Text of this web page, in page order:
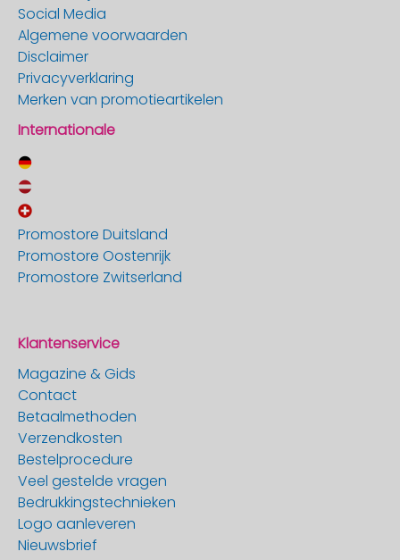
Social Media
Algemene voorwaarden
Disclaimer
Privacyverklaring
Merken van promotieartikelen
Internationale
Promostore Duitsland
Promostore Oostenrijk
Promostore Zwitserland
Klantenservice
Magazine & Gids
Contact
Betaalmethoden
Verzendkosten
Bestelprocedure
Veel gestelde vragen
Bedrukkingstechnieken
Logo aanleveren
Nieuwsbrief